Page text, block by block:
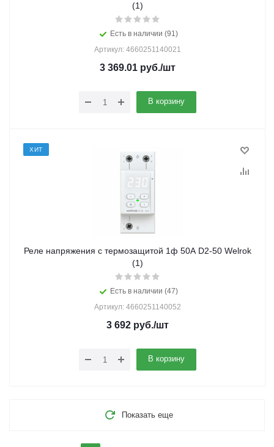
(1)
Есть в наличии (91)
Артикул: 4660251140021
3 369.01 руб./шт
В корзину
ХИТ
Реле напряжения с термозащитой 1ф 50А D2-50 Welrok
(1)
Есть в наличии (47)
Артикул: 4660251140052
3 692 руб./шт
В корзину
Показать еще